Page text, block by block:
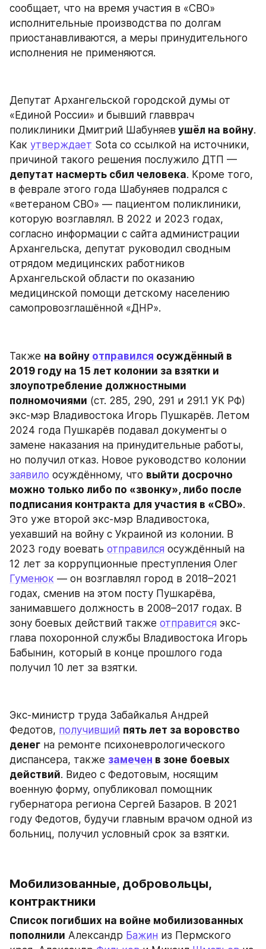
сообщает, что на время участия в «СВО»
исполнительные производства по долгам
приостанавливаются, а меры принудительного
исполнения не применяются.
Депутат Архангельской городской думы от
«Единой России» и бывший главврач
поликлиники Дмитрий Шабуняев ушёл на войну.
Как утверждает Sota со ссылкой на источники,
депутат насмерть сбил человека. Кроме того,
в феврале этого года Шабуняев подрался с
«ветераном СВО» — пациентом поликлиники,
которую возглавлял. В 2022 и 2023 годах,
согласно информации с сайта администрации
Архангельска, депутат руководил сводным
отрядом медицинских работников
Архангельской области по оказанию
медицинской помощи детскому населению
самопровозглашённой «ДНР».
Также на войну отправился осуждённый в
2019 году на 15 лет колонии за взятки и
злоупотребление должностными
полномочиями (ст. 285, 290, 291 и 291.1 УК РФ)
экс-мэр Владивостока Игорь Пушкарёв. Летом
2024 года Пушкарёв подавал документы о
замене наказания на принудительные работы,
заявило осуждённому, что выйти досрочно
можно только либо по «звонку», либо после
подписания контракта для участия в «СВО».
Это уже второй экс-мэр Владивостока,
уехавший на войну с Украиной из колонии. В
2023 году воевать отправился осуждённый на
Гуменюк — он возглавлял город в 2018–2021
годах, сменив на этом посту Пушкарёва,
занимавшего должность в 2008–2017 годах. В
зону боевых действий также отправится экс-
глава похоронной службы Владивостока Игорь
Бабынин, который в конце прошлого года
получил 10 лет за взятки.
Экс-министр труда Забайкалья Андрей
Федотов, получивший пять лет за воровство
денег на ремонте психоневрологического
диспансера, также замечен в зоне боевых
действий. Видео с Федотовым, носящим
военную форму, опубликовал помощник
губернатора региона Сергей Базаров. В 2021
году Федотов, будучи главным врачом одной из
больниц, получил условный срок за взятки.
Мобилизованные, добровольцы,
контрактники
Список погибших на войне мобилизованных
пополнили Александр Бажин из Пермского